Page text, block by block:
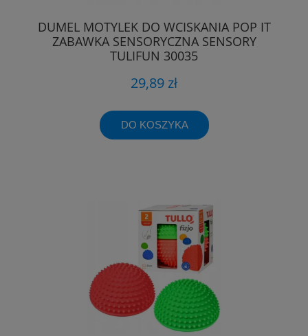
DUMEL MOTYLEK DO WCISKANIA POP IT
ZABAWKA SENSORYCZNA SENSORY
TULIFUN 30035
29,89 zł
DO KOSZYKA